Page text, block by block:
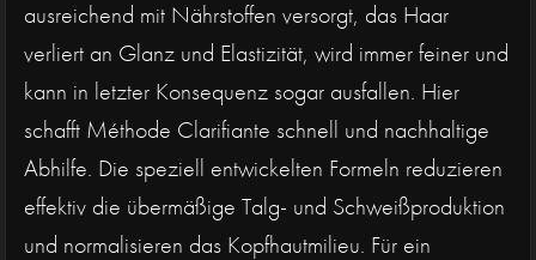
ausreichend mit Nährstoffen versorgt, das Haar
verliert an Glanz und Elastizität, wird immer feiner und
kann in letzter Konsequenz sogar ausfallen. Hier
schafft Méthode Clarifiante schnell und nachhaltige
Abhilfe. Die speziell entwickelten Formeln reduzieren
effektiv die übermäßige Talg- und Schweißproduktion
und normalisieren das Kopfhautmilieu. Für ein